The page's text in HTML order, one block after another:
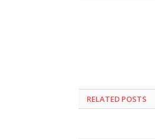
RELATED POSTS